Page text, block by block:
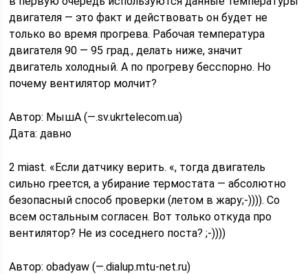
двигателя — это факт и действовать он будет не
только во время прогрева. Рабочая температура
двигателя 90 — 95 град., делать ниже, значит
двигатель холодный. А по прогреву бесспорно. Но
почему вентилятор молчит?
Автор: МышА (—.sv.ukrtelecom.ua)
Дата: давно
2 miast. «Если датчику верить. «, тогда двигатель
сильно греется, а убирание термостата — абсолютно
безопасный способ проверки (летом в жару;-)))). Со
всем остальным согласен. Вот только откуда про
вентилятор? Не из соседнего поста? ;-))))
Автор: obadyaw (—.dialup.mtu-net.ru)